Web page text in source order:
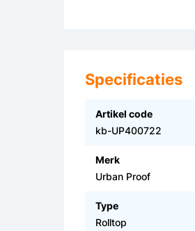
Specificaties
Artikel code
kb-UP400722
Merk
Urban Proof
Type
Rolltop